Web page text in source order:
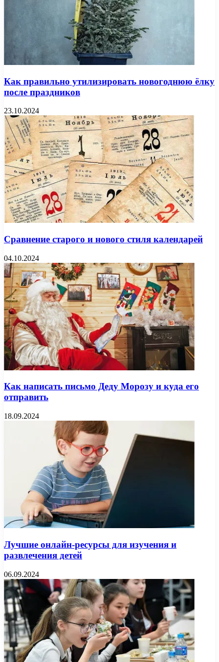
Как правильно утилизировать новогоднюю ёлку
после праздников
23.10.2024
Сравнение старого и нового стиля календарей
04.10.2024
Как написать письмо Деду Морозу и куда его
отправить
18.09.2024
Лучшие онлайн-ресурсы для изучения и
развлечения детей
06.09.2024